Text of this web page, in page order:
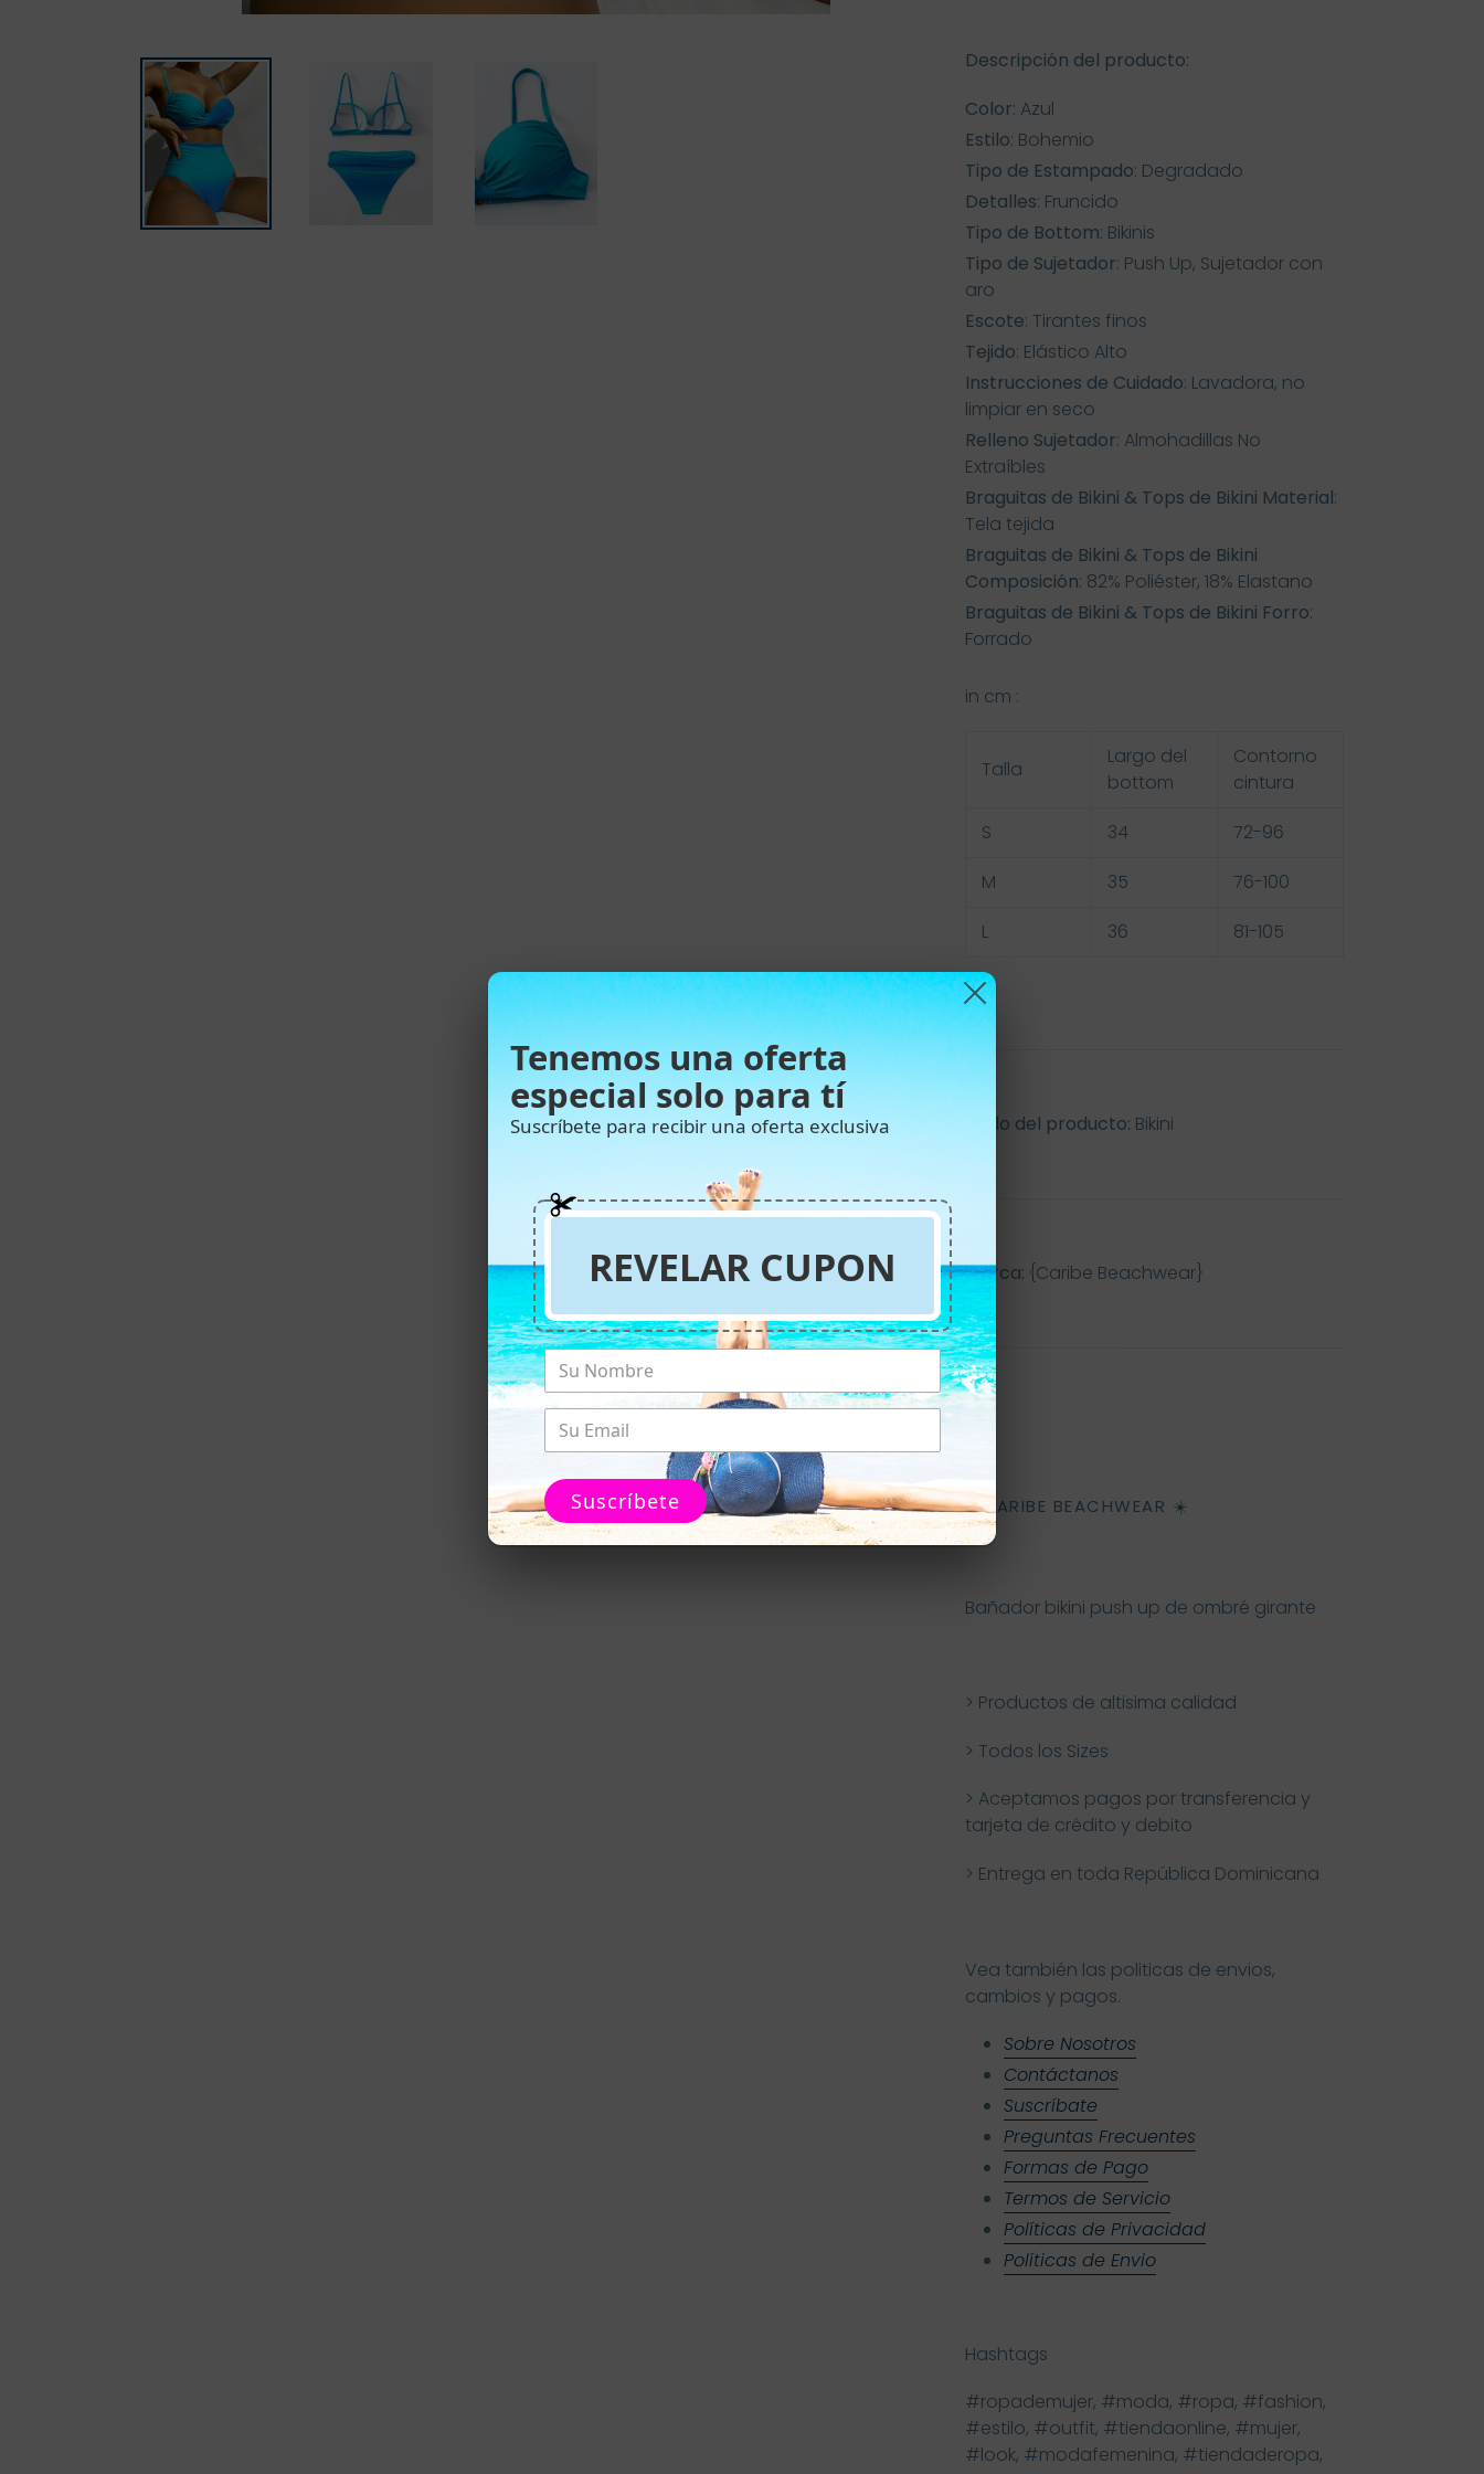
Descripción del producto:
Color: Azul
Estilo: Bohemio
Tipo de Estampado: Degradado
Detalles: Fruncido
Tipo de Bottom: Bikinis
Tipo de Sujetador: Push Up, Sujetador con
aro
Escote: Tirantes finos
Tejido: Elástico Alto
Instrucciones de Cuidado: Lavadora, no
limpiar en seco
Relleno Sujetador: Almohadillas No
Extraíbles
Braguitas de Bikini & Tops de Bikini Material:
Tela tejida
Braguitas de Bikini & Tops de Bikini
Composición: 82% Poliéster, 18% Elastano
Braguitas de Bikini & Tops de Bikini Forro:
Forrado
in cm :
Talla
Largo del
bottom
Contorno
cintura
S
34
72-96
M
35
76-100
L
36 81-105
Estilo del producto: Bikini
Marca: {Caribe Beachwear}
⛱CARIBE BEACHWEAR ☀️
Bañador bikini push up de ombré girante
> Productos de altisima calidad
> Todos los Sizes
> Aceptamos pagos por transferencia y
tarjeta de crédito y debito
> Entrega en toda República Dominicana
Vea también las politicas de envios,
cambios y pagos.
Sobre Nosotros
Contáctanos
Suscríbate
Preguntas Frecuentes
Formas de Pago
Termos de Servicio
Políticas de Privacidad
Políticas de Envio
Hashtags
#ropademujer, #moda, #ropa, #fashion,
#estilo, #outfit, #tiendaonline, #mujer,
#look, #modafemenina, #tiendaderopa,
Tenemos una oferta
especial solo para tí
Suscríbete para recibir una oferta exclusiva
REVELAR CUPON
Suscríbete